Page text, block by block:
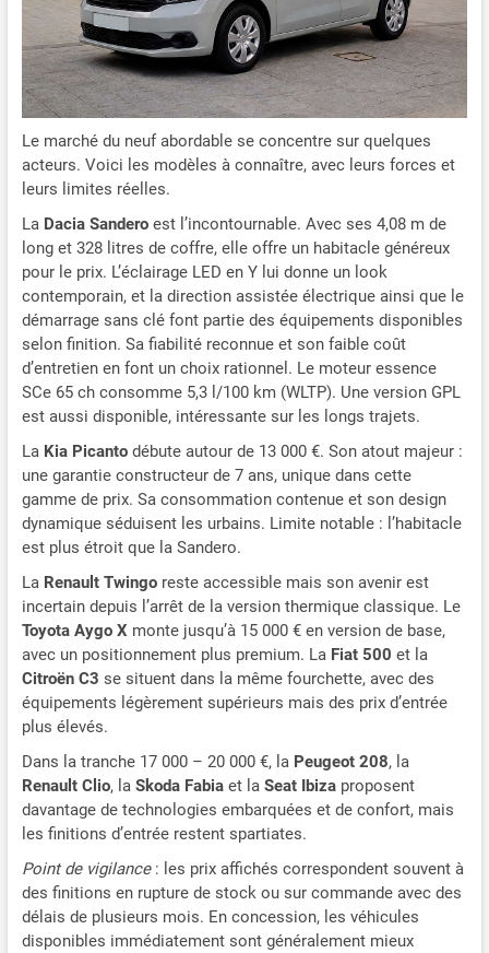
Le marché du neuf abordable se concentre sur quelques
acteurs. Voici les modèles à connaître, avec leurs forces et
leurs limites réelles.
La Dacia Sanderoest l’incontournable. Avec ses 4,08 m de
long et 328 litres de coffre, elle offre un habitacle généreux
pour le prix. L’éclairage LED en Y lui donne un look
contemporain, et la direction assistée électrique ainsi que le
démarrage sans clé font partie des équipements disponibles
selon finition. Sa fiabilité reconnue et son faible coût
d’entretien en font un choix rationnel. Le moteur essence
SCe 65 ch consomme 5,3 l/100 km (WLTP). Une version GPL
est aussi disponible, intéressante sur les longs trajets.
La Kia Picantodébute autour de 13 000 €. Son atout majeur :
une garantie constructeur de 7 ans, unique dans cette
gamme de prix. Sa consommation contenue et son design
dynamique séduisent les urbains. Limite notable : l’habitacle
est plus étroit que la Sandero.
La Renault Twingoreste accessible mais son avenir est
incertain depuis l’arrêt de la version thermique classique. Le
Toyota Aygo X monte jusqu’à 15 000 € en version de base,
avec un positionnement plus premium. La Fiat 500 et la
Citroën C3 se situent dans la même fourchette, avec des
équipements légèrement supérieurs mais des prix d’entrée
plus élevés.
Dans la tranche 17 000 – 20 000 €, la Peugeot 208, la
Renault Clio, la Skoda Fabiaet la Seat Ibizaproposent
davantage de technologies embarquées et de confort, mais
les finitions d’entrée restent spartiates.
Point de vigilance: les prix affichés correspondent souvent à
des finitions en rupture de stock ou sur commande avec des
délais de plusieurs mois. En concession, les véhicules
disponibles immédiatement sont généralement mieux